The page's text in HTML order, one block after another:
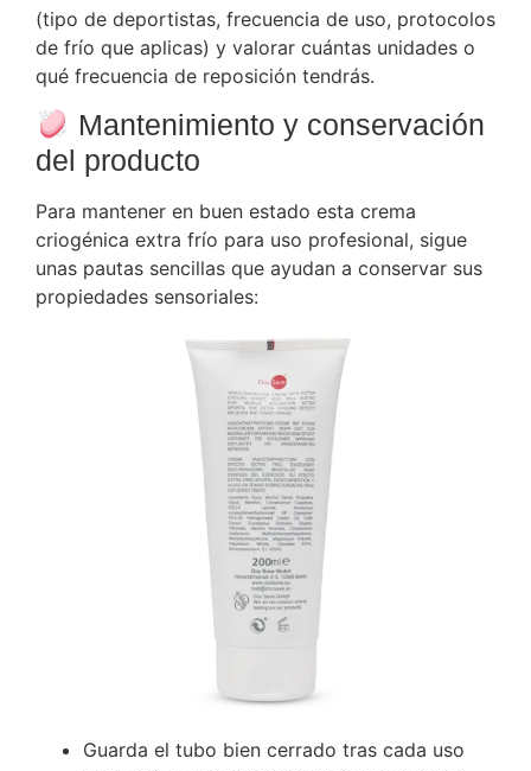
(tipo de deportistas, frecuencia de uso, protocolos
de frío que aplicas) y valorar cuántas unidades o
qué frecuencia de reposición tendrás.
Mantenimiento y conservación
del producto
Para mantener en buen estado esta crema
criogénica extra frío para uso profesional, sigue
unas pautas sencillas que ayudan a conservar sus
propiedades sensoriales:
Guarda el tubo bien cerrado tras cada uso